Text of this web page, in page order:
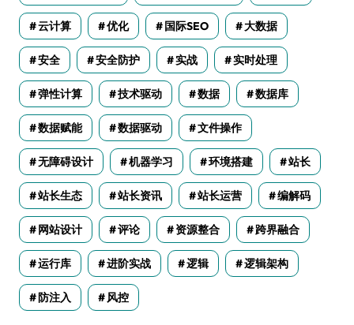
云计算 优化 国际SEO 大数据
安全 安全防护 实战 实时处理
弹性计算 技术驱动 数据 数据库
数据赋能 数据驱动 文件操作
无障碍设计 机器学习 环境搭建 站长
站长生态 站长资讯 站长运营 编解码
网站设计 评论 资源整合 跨界融合
运行库 进阶实战 逻辑 逻辑架构
防注入 风控